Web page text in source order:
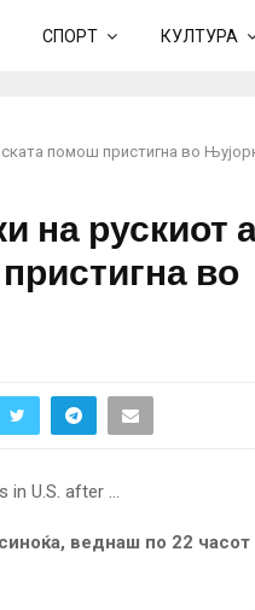
СПОРТ КУЛТУРА
помош пристигна во
на рускиот
во
веднаш по 22